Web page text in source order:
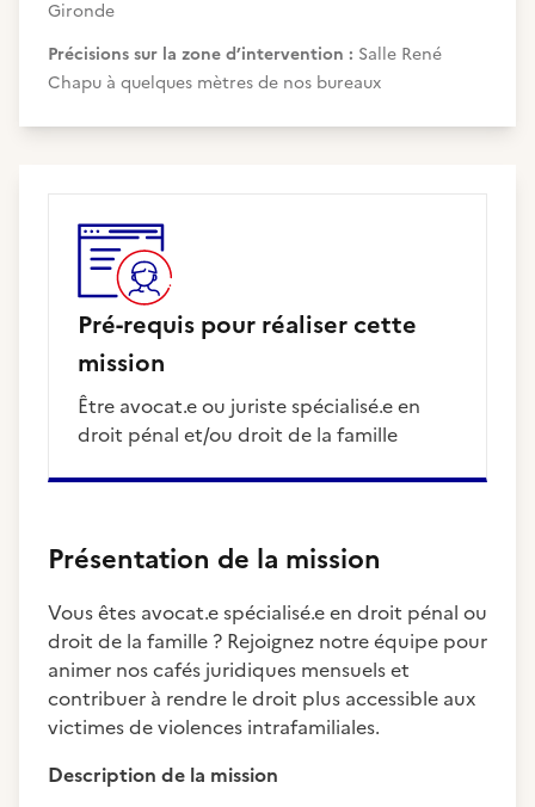
Gironde
Précisions sur la zone d’intervention : Salle René
Chapu à quelques mètres de nos bureaux
Pré-requis pour réaliser cette
mission
Être avocat.e ou juriste spécialisé.e en
droit pénal et/ou droit de la famille
Présentation de la mission
Vous êtes avocat.e spécialisé.e en droit pénal ou
droit de la famille ? Rejoignez notre équipe pour
animer nos cafés juridiques mensuels et
contribuer à rendre le droit plus accessible aux
victimes de violences intrafamiliales.
Description de la mission